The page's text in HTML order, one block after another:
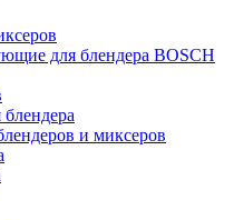
для блендера BOSCH
и миксеров